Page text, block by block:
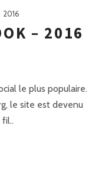
2016
– 2016
le plus populaire.
le site est devenu